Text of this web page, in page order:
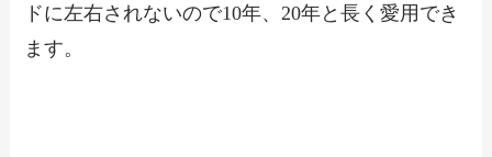
ドに左右されないので10年、20年と長く愛用でき
ます。